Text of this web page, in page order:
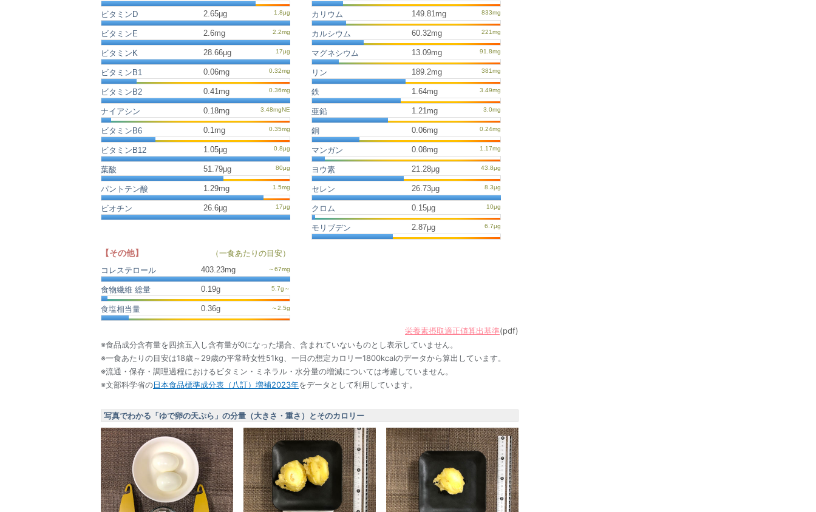
ビタミンD 2.65μg
ビタミンE 2.6mg
ビタミンK 28.66μg
ビタミンB1 0.06mg
ビタミンB2 0.41mg
ナイアシン 0.18mg
ビタミンB6 0.1mg
ビタミンB12 1.05μg
葉酸 51.79μg
パントテン酸 1.29mg
ビオチン 26.6μg
カリウム 149.81mg
カルシウム 60.32mg
マグネシウム 13.09mg
リン 189.2mg
鉄 1.64mg
亜鉛 1.21mg
銅 0.06mg
マンガン 0.08mg
ヨウ素 21.28μg
セレン 26.73μg
クロム 0.15μg
モリブデン 2.87μg
【その他】
（一食あたりの目安）
コレステロール
403.23mg
食物繊維 総量 0.19g
食塩相当量 0.36g
栄養素摂取適正値算出基準(pdf)
※食品成分含有量を四捨五入し含有量が0になった場合、含まれていないものとし表示していません。
※一食あたりの目安は18歳～29歳の平常時女性51kg、一日の想定カロリー1800kcalのデータから算出しています。
※流通・保存・調理過程におけるビタミン・ミネラル・水分量の増減については考慮していません。
※文部科学省の日本食品標準成分表（八訂）増補2023年をデータとして利用しています。
写真でわかる「ゆで卵の天ぷら」の分量（大きさ・重さ）とそのカロリー